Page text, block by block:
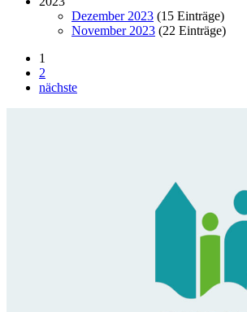
Dezember 2023 (15 Einträge)
November 2023 (22 Einträge)
1
2
nächste